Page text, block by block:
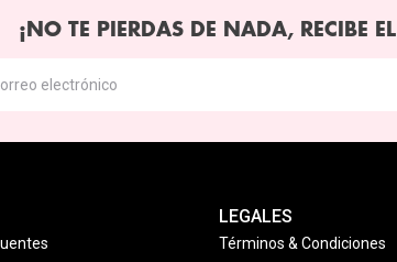
¡NO TE PIERDAS DE NADA, RECIBE
LEGALES
Términos & Condiciones